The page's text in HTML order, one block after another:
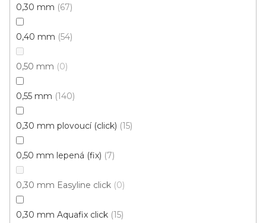
0,30 mm 67
0,40 mm 54
0,50 mm 0
0,55 mm 140
0,30 mm plovoucí (click) 15
0,50 mm lepená (fix) 7
0,30 mm Easyline click 0
0,30 mm Aquafix click 15
Vinylová podlaha ECO 30 Traditional oak greige